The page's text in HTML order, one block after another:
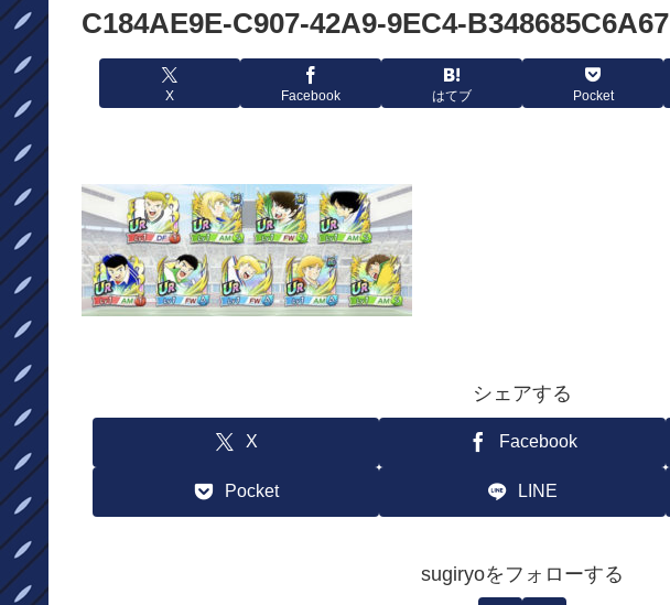
C184AE9E-C907-42A9-9EC4-B348685C6A67
X Facebook はてブ Pocket
シェアする
X Facebook
Pocket LINE
sugiryoをフォローする